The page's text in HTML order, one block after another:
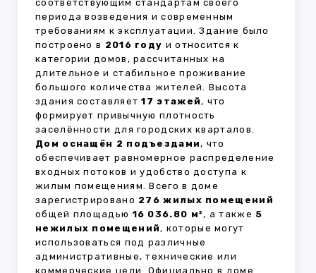
соответствующим стандартам своего
периода возведения и современным
требованиям к эксплуатации. Здание было
построено в 2016 году и относится к
категории домов, рассчитанных на
длительное и стабильное проживание
большого количества жителей. Высота
здания составляет17 этажей, что
формирует привычную плотность
заселённости для городских кварталов.
Дом оснащён 2 подъездами, что
обеспечивает равномерное распределение
входных потоков и удобство доступа к
жилым помещениям. Всего в доме
зарегистрировано 276 жилых помещений
общей площадью 16 036.80 м², а также 5
нежилых помещений, которые могут
использоваться под различные
административные, технические или
коммерческие цели. Официально в доме